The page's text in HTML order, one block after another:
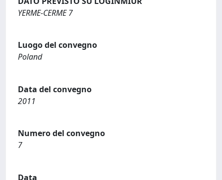
YERME-CERME 7
Luogo del convegno
Poland
Data del convegno
2011
Numero del convegno
7
Data